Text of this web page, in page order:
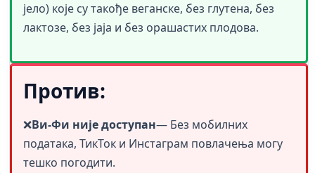
јело) које су такође веганске, без глутена, без
лактозе, без јаја и без орашастих плодова.
Против:
❌Ви-Фи није доступан— Без мобилних
података, ТикТок и Инстаграм повлачења могу
тешко погодити.